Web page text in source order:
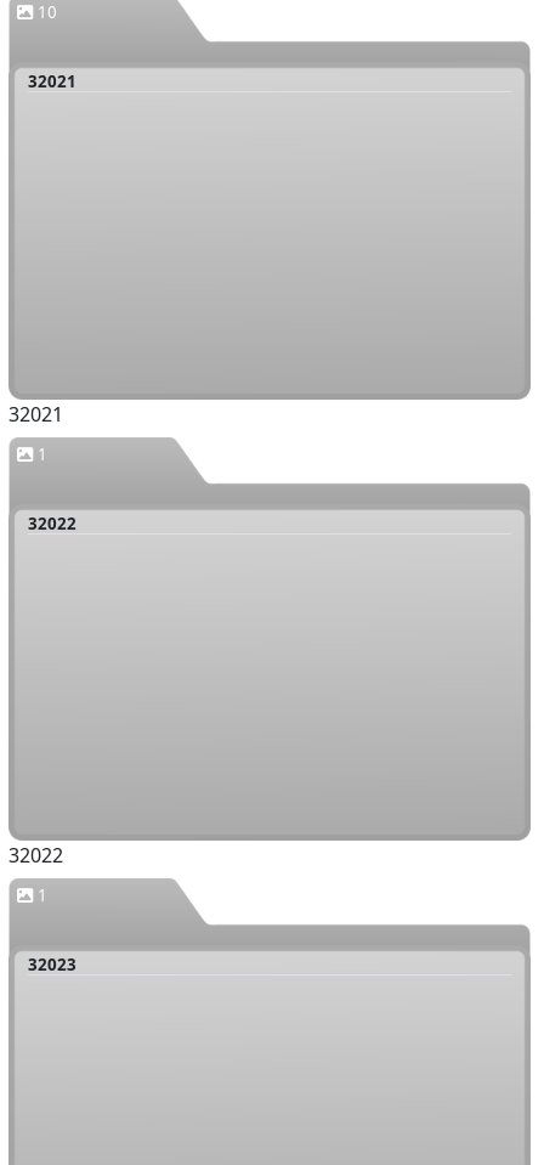
10
32021
32021
1
32022
32022
1
32023